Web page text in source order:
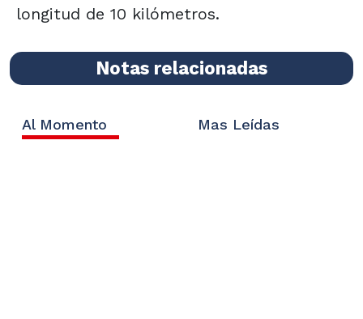
longitud de 10 kilómetros.
Notas relacionadas
Al Momento Mas Leídas